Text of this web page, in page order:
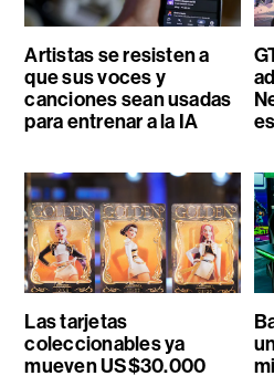
Artistas se resisten a
que sus voces y
canciones sean usadas
para entrenar a la IA
Las tarjetas
coleccionables ya
mueven US$30.000